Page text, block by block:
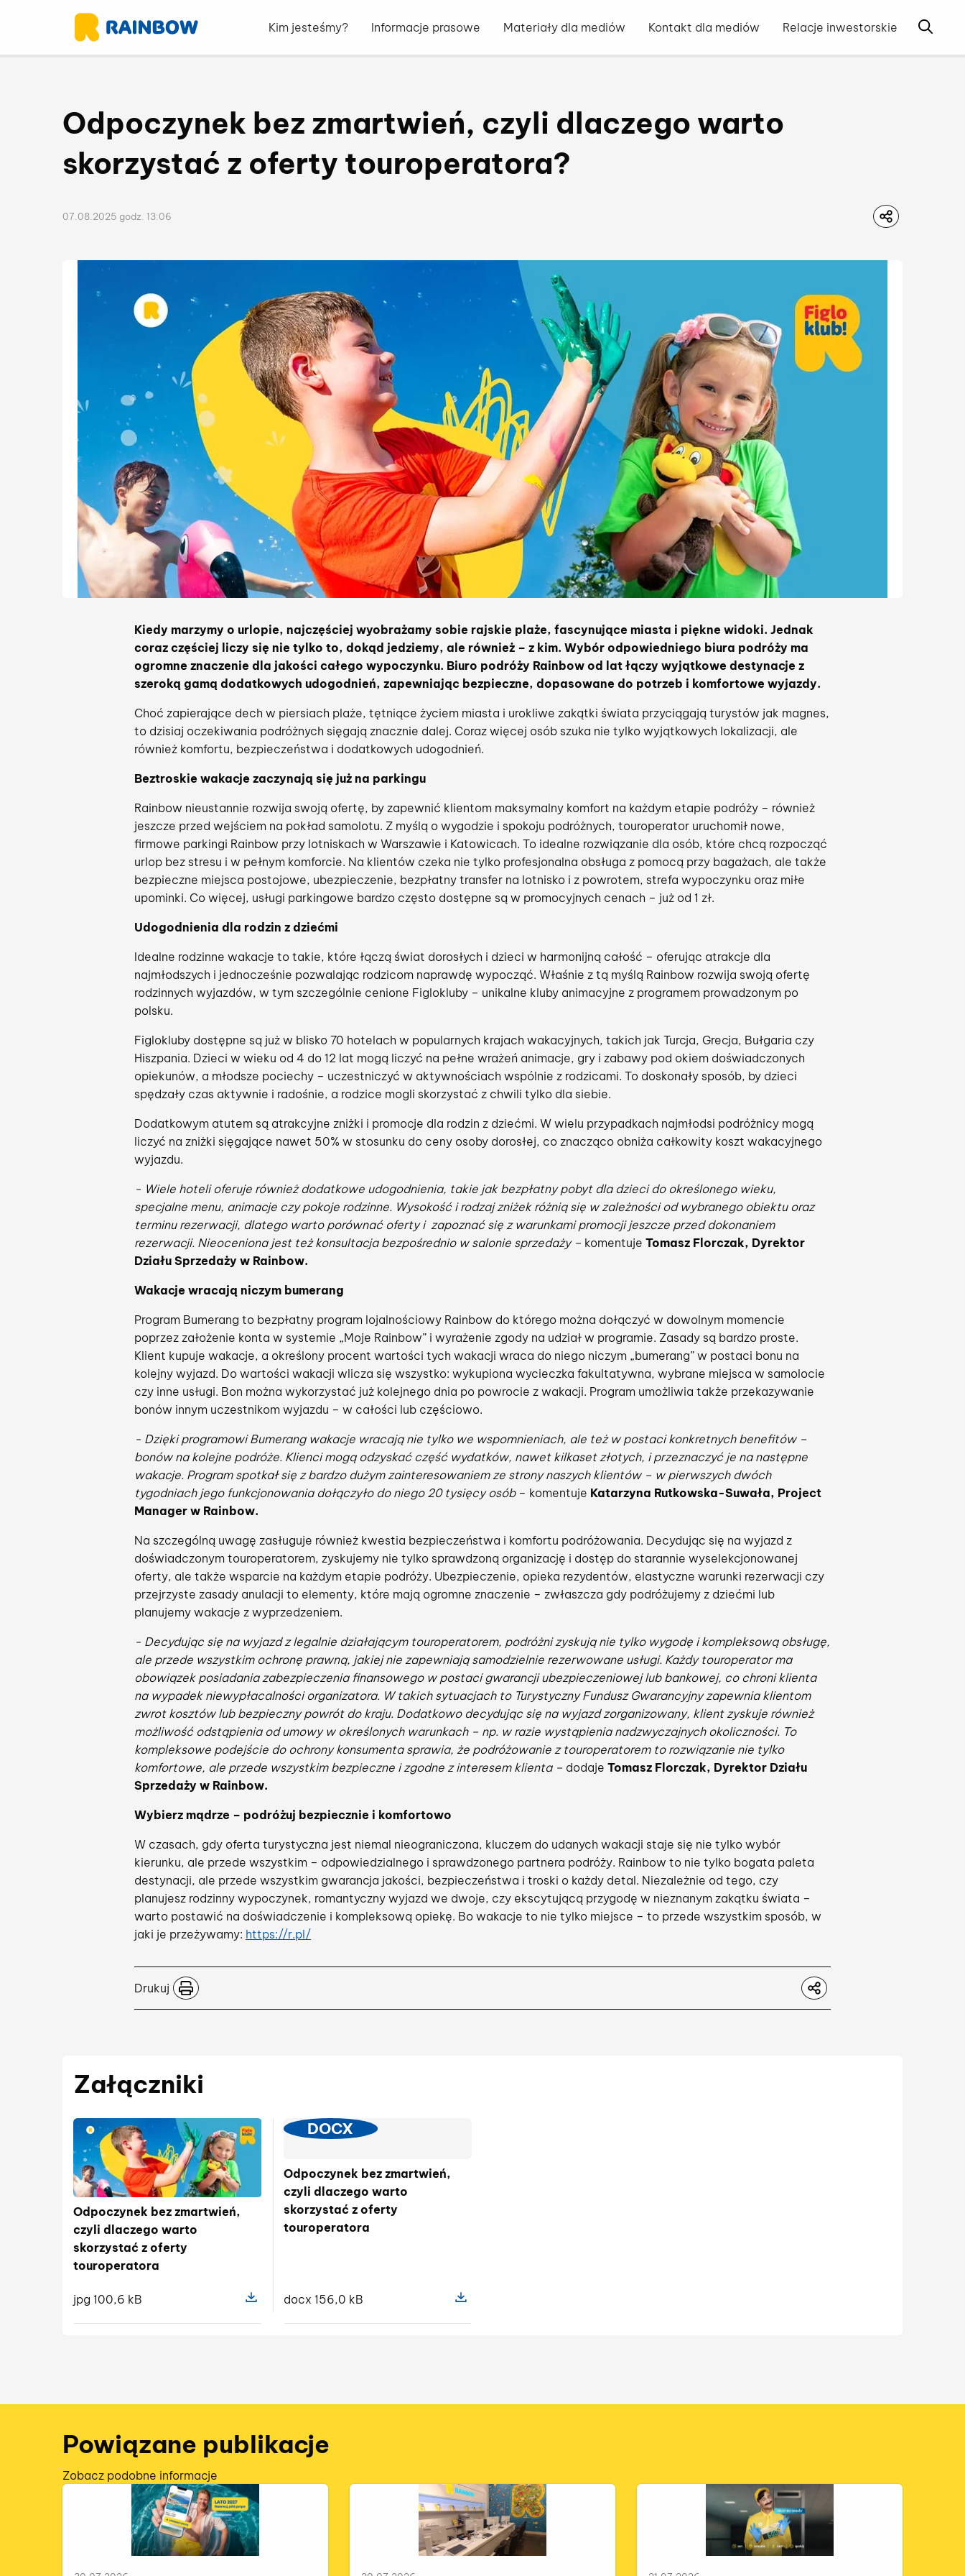
Kim jesteśmy? Informacje prasowe Materiały dla mediów Kontakt dla mediów Relacje inwestorskie Otwórz
Odpoczynek bez zmartwień, czyli dlaczego warto
skorzystać z oferty touroperatora?
07.08.2025 godz. 13:06
Kiedy marzymy o urlopie, najczęściej wyobrażamy sobie rajskie plaże, fascynujące miasta i piękne widoki. Jednak
coraz częściej liczy się nie tylko to, dokąd jedziemy, ale również – z kim. Wybór odpowiedniego biura podróży ma
ogromne znaczenie dla jakości całego wypoczynku. Biuro podróży Rainbow od lat łączy wyjątkowe destynacje z
szeroką gamą dodatkowych udogodnień, zapewniając bezpieczne, dopasowane do potrzeb i komfortowe wyjazdy.
Choć zapierające dech w piersiach plaże, tętniące życiem miasta i urokliwe zakątki świata przyciągają turystów jak magnes,
to dzisiaj oczekiwania podróżnych sięgają znacznie dalej. Coraz więcej osób szuka nie tylko wyjątkowych lokalizacji, ale
również komfortu, bezpieczeństwa i dodatkowych udogodnień.
Beztroskie wakacje zaczynają się już na parkingu
Rainbow nieustannie rozwija swoją ofertę, by zapewnić klientom maksymalny komfort na każdym etapie podróży – również
jeszcze przed wejściem na pokład samolotu. Z myślą o wygodzie i spokoju podróżnych, touroperator uruchomił nowe,
firmowe parkingi Rainbow przy lotniskach w Warszawie i Katowicach. To idealne rozwiązanie dla osób, które chcą rozpocząć
urlop bez stresu i w pełnym komforcie. Na klientów czeka nie tylko profesjonalna obsługa z pomocą przy bagażach, ale także
bezpieczne miejsca postojowe, ubezpieczenie, bezpłatny transfer na lotnisko i z powrotem, strefa wypoczynku oraz miłe
upominki. Co więcej, usługi parkingowe bardzo często dostępne są w promocyjnych cenach – już od 1 zł.
Udogodnienia dla rodzin z dziećmi
Idealne rodzinne wakacje to takie, które łączą świat dorosłych i dzieci w harmonijną całość – oferując atrakcje dla
najmłodszych i jednocześnie pozwalając rodzicom naprawdę wypocząć. Właśnie z tą myślą Rainbow rozwija swoją ofertę
rodzinnych wyjazdów, w tym szczególnie cenione Figlokluby – unikalne kluby animacyjne z programem prowadzonym po
polsku.
Figlokluby dostępne są już w blisko 70 hotelach w popularnych krajach wakacyjnych, takich jak Turcja, Grecja, Bułgaria czy
Hiszpania. Dzieci w wieku od 4 do 12 lat mogą liczyć na pełne wrażeń animacje, gry i zabawy pod okiem doświadczonych
opiekunów, a młodsze pociechy – uczestniczyć w aktywnościach wspólnie z rodzicami. To doskonały sposób, by dzieci
spędzały czas aktywnie i radośnie, a rodzice mogli skorzystać z chwili tylko dla siebie.
Dodatkowym atutem są atrakcyjne zniżki i promocje dla rodzin z dziećmi. W wielu przypadkach najmłodsi podróżnicy mogą
liczyć na zniżki sięgające nawet 50% w stosunku do ceny osoby dorosłej, co znacząco obniża całkowity koszt wakacyjnego
wyjazdu.
- Wiele hoteli oferuje również dodatkowe udogodnienia, takie jak bezpłatny pobyt dla dzieci do określonego wieku,
specjalne menu, animacje czy pokoje rodzinne. Wysokość i rodzaj zniżek różnią się w zależności od wybranego obiektu oraz
terminu rezerwacji, dlatego warto porównać oferty i zapoznać się z warunkami promocji jeszcze przed dokonaniem
rezerwacji. Nieoceniona jest też konsultacja bezpośrednio w salonie sprzedaży – komentuje Tomasz Florczak, Dyrektor
Działu Sprzedaży w Rainbow.
Wakacje wracają niczym bumerang
Program Bumerang to bezpłatny program lojalnościowy Rainbow do którego można dołączyć w dowolnym momencie
poprzez założenie konta w systemie „Moje Rainbow” i wyrażenie zgody na udział w programie. Zasady są bardzo proste.
Klient kupuje wakacje, a określony procent wartości tych wakacji wraca do niego niczym „bumerang” w postaci bonu na
kolejny wyjazd. Do wartości wakacji wlicza się wszystko: wykupiona wycieczka fakultatywna, wybrane miejsca w samolocie
czy inne usługi. Bon można wykorzystać już kolejnego dnia po powrocie z wakacji. Program umożliwia także przekazywanie
bonów innym uczestnikom wyjazdu – w całości lub częściowo.
- Dzięki programowi Bumerang wakacje wracają nie tylko we wspomnieniach, ale też w postaci konkretnych benefitów –
bonów na kolejne podróże. Klienci mogą odzyskać część wydatków, nawet kilkaset złotych, i przeznaczyć je na następne
wakacje. Program spotkał się z bardzo dużym zainteresowaniem ze strony naszych klientów – w pierwszych dwóch
tygodniach jego funkcjonowania dołączyło do niego 20 tysięcy osób – komentuje Katarzyna Rutkowska-Suwała, Project
Manager w Rainbow.
Na szczególną uwagę zasługuje również kwestia bezpieczeństwa i komfortu podróżowania. Decydując się na wyjazd z
doświadczonym touroperatorem, zyskujemy nie tylko sprawdzoną organizację i dostęp do starannie wyselekcjonowanej
oferty, ale także wsparcie na każdym etapie podróży. Ubezpieczenie, opieka rezydentów, elastyczne warunki rezerwacji czy
przejrzyste zasady anulacji to elementy, które mają ogromne znaczenie – zwłaszcza gdy podróżujemy z dziećmi lub
planujemy wakacje z wyprzedzeniem.
- Decydując się na wyjazd z legalnie działającym touroperatorem, podróżni zyskują nie tylko wygodę i kompleksową obsługę,
ale przede wszystkim ochronę prawną, jakiej nie zapewniają samodzielnie rezerwowane usługi. Każdy touroperator ma
obowiązek posiadania zabezpieczenia finansowego w postaci gwarancji ubezpieczeniowej lub bankowej, co chroni klienta
na wypadek niewypłacalności organizatora. W takich sytuacjach to Turystyczny Fundusz Gwarancyjny zapewnia klientom
zwrot kosztów lub bezpieczny powrót do kraju. Dodatkowo decydując się na wyjazd zorganizowany, klient zyskuje również
możliwość odstąpienia od umowy w określonych warunkach – np. w razie wystąpienia nadzwyczajnych okoliczności. To
kompleksowe podejście do ochrony konsumenta sprawia, że podróżowanie z touroperatorem to rozwiązanie nie tylko
komfortowe, ale przede wszystkim bezpieczne i zgodne z interesem klienta – dodaje Tomasz Florczak, Dyrektor Działu
Sprzedaży w Rainbow.
Wybierz mądrze – podróżuj bezpiecznie i komfortowo
W czasach, gdy oferta turystyczna jest niemal nieograniczona, kluczem do udanych wakacji staje się nie tylko wybór
kierunku, ale przede wszystkim – odpowiedzialnego i sprawdzonego partnera podróży. Rainbow to nie tylko bogata paleta
destynacji, ale przede wszystkim gwarancja jakości, bezpieczeństwa i troski o każdy detal. Niezależnie od tego, czy
planujesz rodzinny wypoczynek, romantyczny wyjazd we dwoje, czy ekscytującą przygodę w nieznanym zakątku świata –
warto postawić na doświadczenie i kompleksową opiekę. Bo wakacje to nie tylko miejsce – to przede wszystkim sposób, w
jaki je przeżywamy: https://r.pl/
Drukuj
Załączniki
Odpoczynek bez zmartwień,
czyli dlaczego warto
skorzystać z oferty
touroperatora
jpg 100,6 kB
Pokaż szczegóły pliku Odpoczynek bez zmartwień, czyli dlaczego warto skorzystać z oferty touroperatora
DOCX
Odpoczynek bez zmartwień,
czyli dlaczego warto
skorzystać z oferty
touroperatora
docx 156,0 kB
Powiązane publikacje
Zobacz podobne informacje